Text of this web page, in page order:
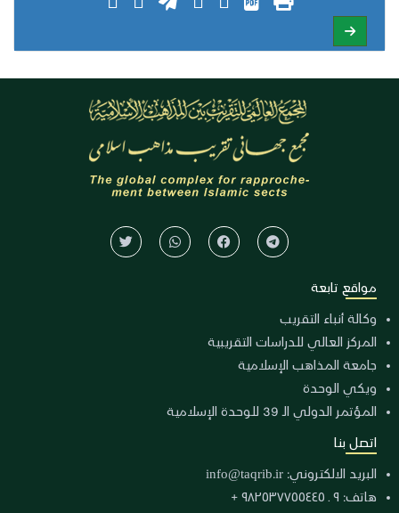
مواقع تابعة
وكالة أنباء التقريب
المركز العالي للدراسات التقريبية
جامعة المذاهب الإسلامية
ويكي الوحدة
المؤتمر الدولي الـ 39 للوحدة الإسلامية
اتصل بنا
البريد الالكتروني: info@taqrib.ir
هاتف: ٩ ـ ٩٨٢٥٣٧٧٥٥٤٤٥ +